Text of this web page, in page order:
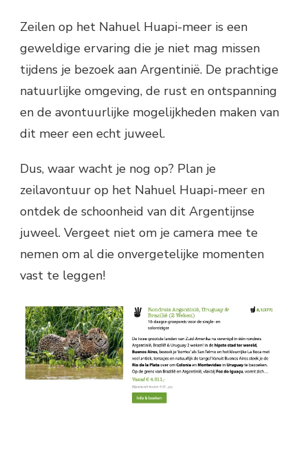
Zeilen op het Nahuel Huapi-meer is een
geweldige ervaring die je niet mag missen
tijdens je bezoek aan Argentinië. De prachtige
natuurlijke omgeving, de rust en ontspanning
en de avontuurlijke mogelijkheden maken van
dit meer een echt juweel.
Dus, waar wacht je nog op? Plan je
zeilavontuur op het Nahuel Huapi-meer en
ontdek de schoonheid van dit Argentijnse
juweel. Vergeet niet om je camera mee te
nemen om al die onvergetelijke momenten
vast te leggen!